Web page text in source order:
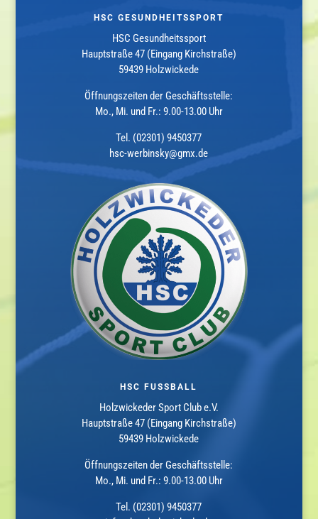
HSC GESUNDHEITSSPORT
HSC Gesundheitssport
Hauptstraße 47 (Eingang Kirchstraße)
59439 Holzwickede
Öffnungszeiten der Geschäftsstelle:
Mo., Mi. und Fr.: 9.00-13.00 Uhr
Tel. (02301) 9450377
hsc-werbinsky@gmx.de
HSC FUSSBALL
Holzwickeder Sport Club e.V.
Hauptstraße 47 (Eingang Kirchstraße)
59439 Holzwickede
Öffnungszeiten der Geschäftsstelle:
Mo., Mi. und Fr.: 9.00-13.00 Uhr
Tel. (02301) 9450377